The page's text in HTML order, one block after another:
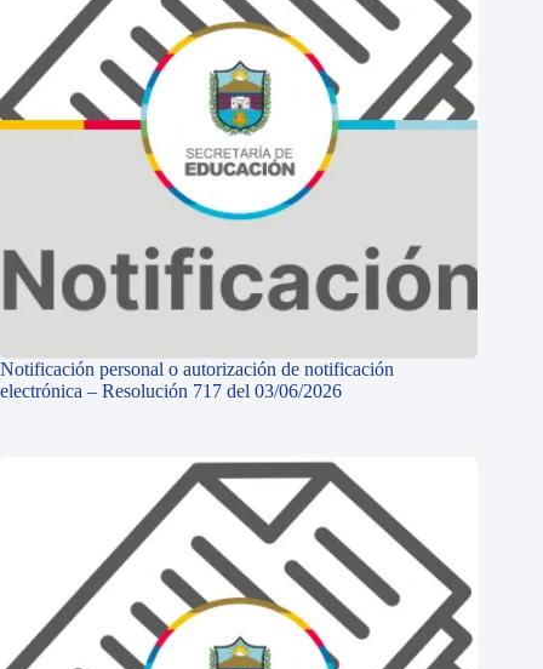
Notificación personal o autorización de notificación
electrónica – Resolución 717 del 03/06/2026